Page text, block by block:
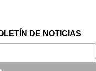
DE NOTICIAS